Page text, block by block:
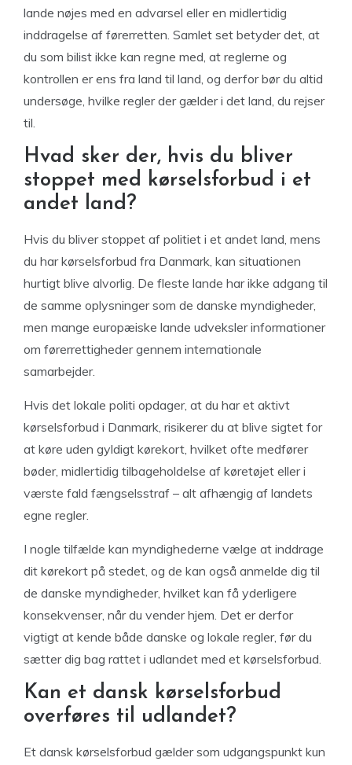
lande nøjes med en advarsel eller en midlertidig
inddragelse af førerretten. Samlet set betyder det, at
du som bilist ikke kan regne med, at reglerne og
kontrollen er ens fra land til land, og derfor bør du altid
undersøge, hvilke regler der gælder i det land, du rejser
til.
Hvad sker der, hvis du bliver
stoppet med kørselsforbud i et
andet land?
Hvis du bliver stoppet af politiet i et andet land, mens
du har kørselsforbud fra Danmark, kan situationen
hurtigt blive alvorlig. De fleste lande har ikke adgang til
de samme oplysninger som de danske myndigheder,
men mange europæiske lande udveksler informationer
om førerrettigheder gennem internationale
samarbejder.
Hvis det lokale politi opdager, at du har et aktivt
kørselsforbud i Danmark, risikerer du at blive sigtet for
at køre uden gyldigt kørekort, hvilket ofte medfører
bøder, midlertidig tilbageholdelse af køretøjet eller i
værste fald fængselsstraf – alt afhængig af landets
egne regler.
I nogle tilfælde kan myndighederne vælge at inddrage
dit kørekort på stedet, og de kan også anmelde dig til
de danske myndigheder, hvilket kan få yderligere
konsekvenser, når du vender hjem. Det er derfor
vigtigt at kende både danske og lokale regler, før du
sætter dig bag rattet i udlandet med et kørselsforbud.
Kan et dansk kørselsforbud
overføres til udlandet?
Et dansk kørselsforbud gælder som udgangspunkt kun